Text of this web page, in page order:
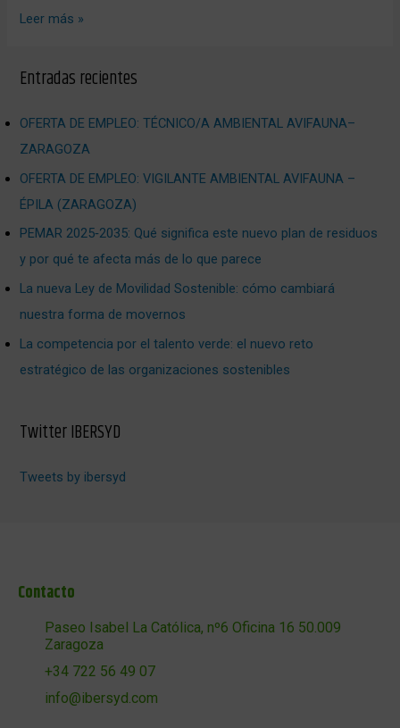
Leer más »
Entradas recientes
OFERTA DE EMPLEO: TÉCNICO/A AMBIENTAL AVIFAUNA–
ZARAGOZA
OFERTA DE EMPLEO: VIGILANTE AMBIENTAL AVIFAUNA –
ÉPILA (ZARAGOZA)
PEMAR 2025‑2035: Qué significa este nuevo plan de residuos
y por qué te afecta más de lo que parece
La nueva Ley de Movilidad Sostenible: cómo cambiará
nuestra forma de movernos
La competencia por el talento verde: el nuevo reto
estratégico de las organizaciones sostenibles
Twitter IBERSYD
Tweets by ibersyd
Contacto
Paseo Isabel La Católica, nº6 Oficina 16 50.009
Zaragoza
+34 722 56 49 07
info@ibersyd.com